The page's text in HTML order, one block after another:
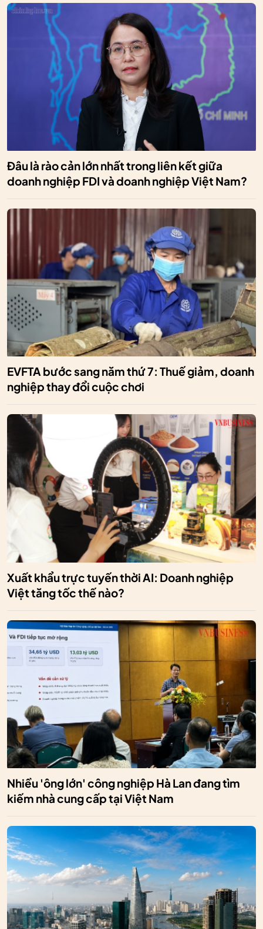
Đâu là rào cản lớn nhất trong liên kết giữa
doanh nghiệp FDI và doanh nghiệp Việt Nam?
EVFTA bước sang năm thứ 7: Thuế giảm, doanh
nghiệp thay đổi cuộc chơi
Xuất khẩu trực tuyến thời AI: Doanh nghiệp
Việt tăng tốc thế nào?
Nhiều 'ông lớn' công nghiệp Hà Lan đang tìm
kiếm nhà cung cấp tại Việt Nam